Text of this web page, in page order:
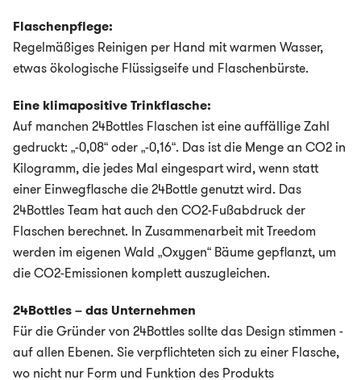
Flaschenpflege:
Regelmäßiges Reinigen per Hand mit warmen Wasser,
etwas ökologische Flüssigseife und Flaschenbürste.
Eine klimapositive Trinkflasche:
Auf manchen 24Bottles Flaschen ist eine auffällige Zahl
gedruckt: „-0,08“ oder „-0,16“. Das ist die Menge an CO2 in
Kilogramm, die jedes Mal eingespart wird, wenn statt
einer Einwegflasche die 24Bottle genutzt wird. Das
24Bottles Team hat auch den CO2-Fußabdruck der
Flaschen berechnet. In Zusammenarbeit mit Treedom
werden im eigenen Wald „Oxygen“ Bäume gepflanzt, um
die CO2-Emissionen komplett auszugleichen.
24Bottles – das Unternehmen
Für die Gründer von 24Bottles sollte das Design stimmen -
auf allen Ebenen. Sie verpflichteten sich zu einer Flasche,
wo nicht nur Form und Funktion des Produkts